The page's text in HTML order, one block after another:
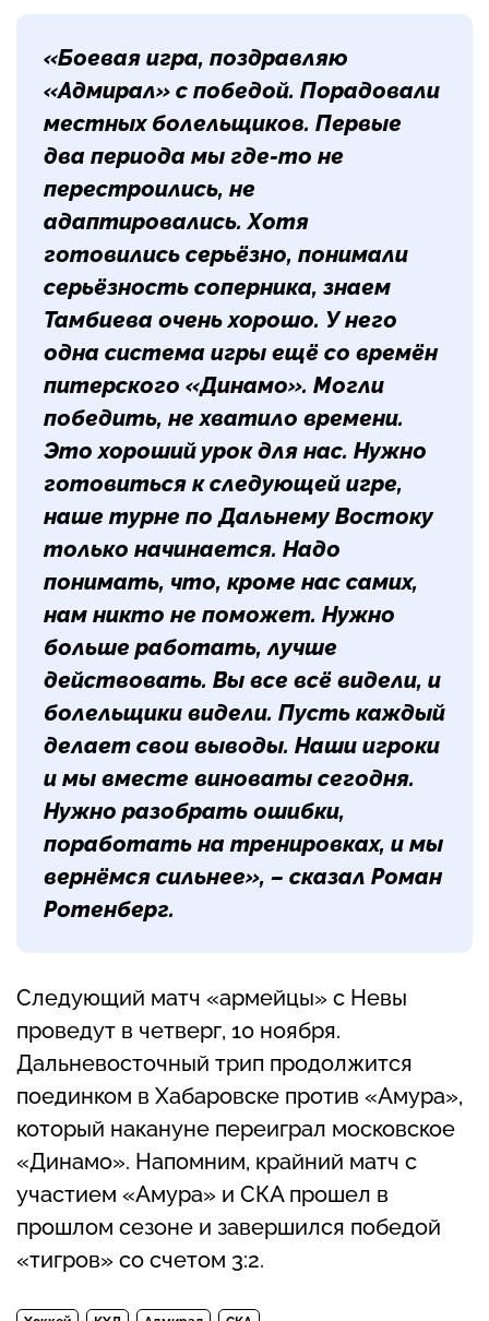
«Боевая игра, поздравляю
«Адмирал» с победой. Порадовали
местных болельщиков. Первые
два периода мы где-то не
перестроились, не
адаптировались. Хотя
готовились серьёзно, понимали
серьёзность соперника, знаем
Тамбиева очень хорошо. У него
одна система игры ещё со времён
питерского «Динамо». Могли
победить, не хватило времени.
Это хороший урок для нас. Нужно
готовиться к следующей игре,
наше турне по Дальнему Востоку
только начинается. Надо
понимать, что, кроме нас самих,
нам никто не поможет. Нужно
больше работать, лучше
действовать. Вы все всё видели, и
болельщики видели. Пусть каждый
делает свои выводы. Наши игроки
и мы вместе виноваты сегодня.
Нужно разобрать ошибки,
поработать на тренировках, и мы
вернёмся сильнее», – сказал Роман
Ротенберг.
Следующий матч «армейцы» с Невы
проведут в четверг, 10 ноября.
Дальневосточный трип продолжится
поединком в Хабаровске против «Амура»,
который накануне переиграл московское
«Динамо». Напомним, крайний матч с
участием «Амура» и СКА прошел в
прошлом сезоне и завершился победой
«тигров» со счетом 3:2.